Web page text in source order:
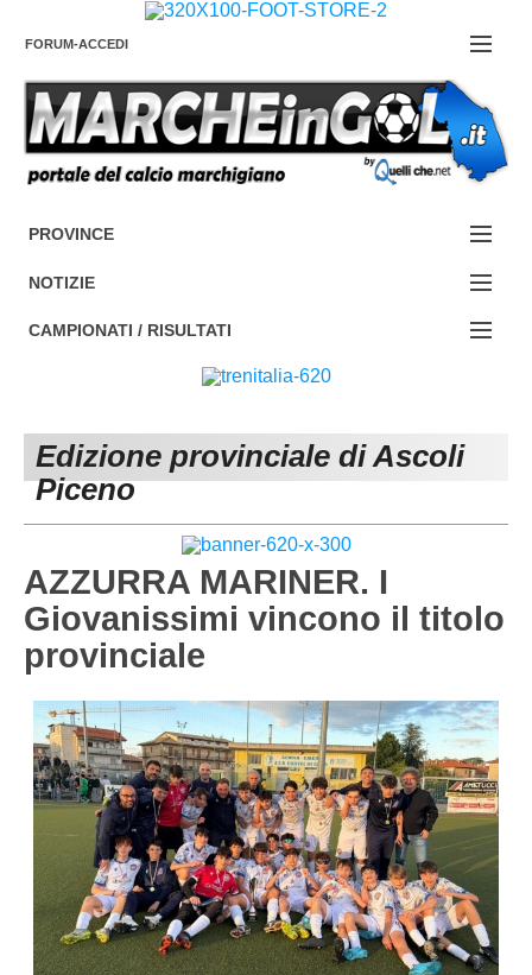
FORUM-ACCEDI
Contattaci
PROVINCE
EDIZIONE:
ANCONA
MACERATA
NOTIZIE
NOTIZIE:
ECCELLENZA
1^ CATEGORIA
2^ CATEGORIA
3^ CATEGORIA
GIOVANILI
CAMPIONATI / RISULTATI
NAZIONALI
REGIONALI
DIRETTA
Edizione provinciale di Ascoli
Piceno
AZZURRA MARINER. I
Giovanissimi vincono il titolo
provinciale